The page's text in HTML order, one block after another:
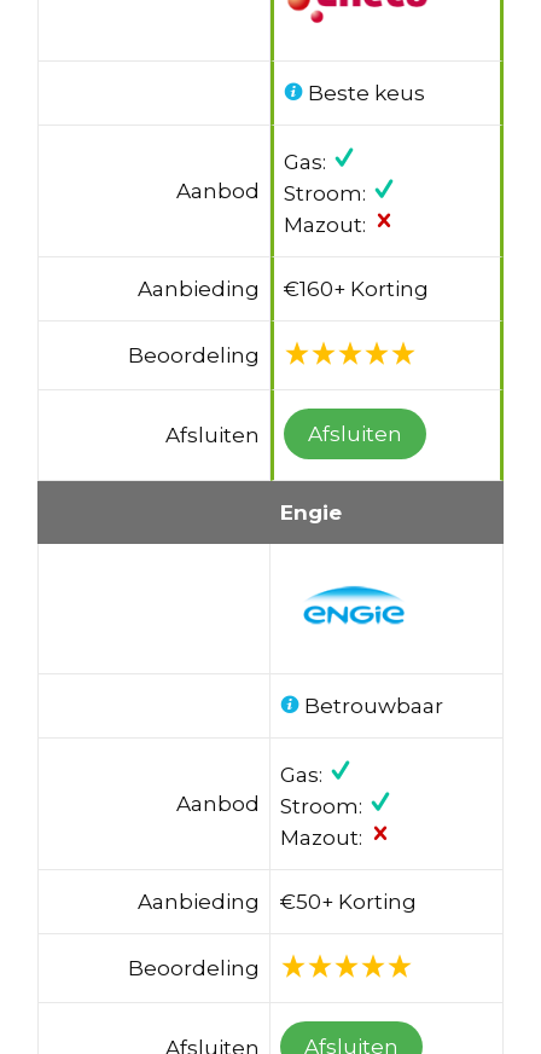
Beste keus
Aanbod
Gas:
Stroom:
Mazout:
Aanbieding €160+ Korting
Beoordeling
Afsluiten Afsluiten
Engie
Betrouwbaar
Aanbod
Gas:
Stroom:
Mazout:
Aanbieding €50+ Korting
Beoordeling
Afsluiten Afsluiten